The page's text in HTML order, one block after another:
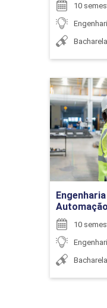
ENCONTRO
ENCONTRO
ENCONTRO
10
Automação
10
Ir